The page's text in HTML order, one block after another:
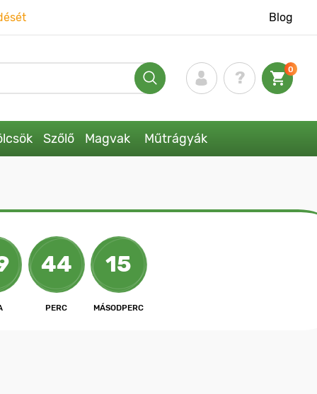
Blog
0
Szőlő Magvak Műtrágyák
44
PERC
13
MÁSODPERC